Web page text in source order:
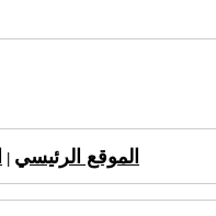
الموقع الرئيسي